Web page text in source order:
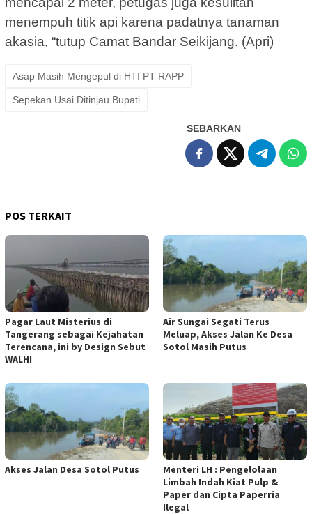
menempuh titik api karena padatnya tanaman
akasia, “tutup Camat Bandar Seikijang. (Apri)
Asap Masih Mengepul di HTI PT RAPP
Sepekan Usai Ditinjau Bupati
SEBARKAN
POS TERKAIT
Pagar Laut Misterius di
Tangerang sebagai Kejahatan
Terencana, ini by Design Sebut
WALHI
Air Sungai Segati Terus
Meluap, Akses Jalan Ke Desa
Sotol Masih Putus
Akses Jalan Desa Sotol Putus
Menteri LH : Pengelolaan
Limbah Indah Kiat Pulp &
Paper dan Cipta Paperria
Ilegal